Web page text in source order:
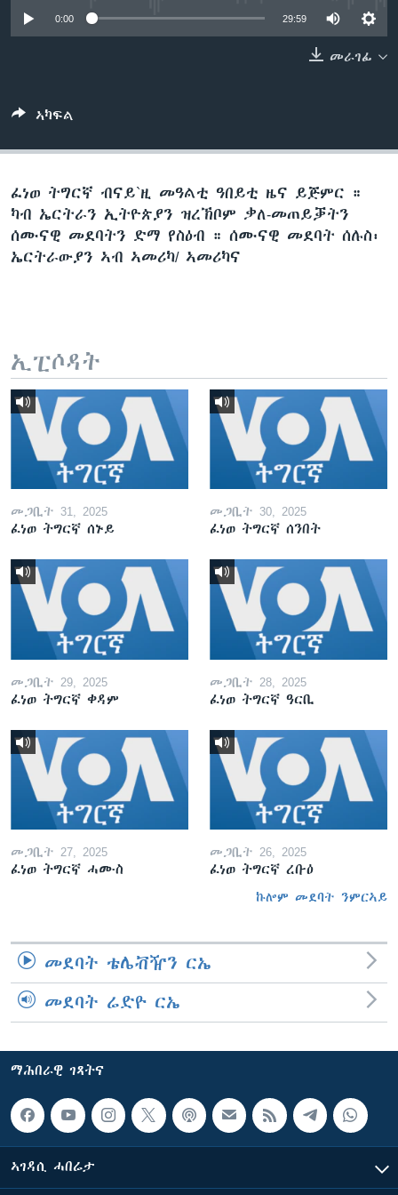
ቂሔ ጽልሚ
ቋንቋታት
0:00 29:59
መራገፊ
ኣካፍል
ፈነወ ትግርኛ ብናይ`ዚ መዓልቲ ዓበይቲ ዜና ይጅምር ።
ካብ ኤርትራን ኢትዮጵያን ዝረኽቦም ቃለ-መጠይቓትን
ሰሙናዊ መደባትን ድማ የስዕብ ። ሰሙናዊ መደባት ሰሉስ፡
ኤርትራውያን ኣብ ኣመሪካ/ ኣመሪካና
ኢፒሶዳት
መጋቢት 31, 2025
ፈነወ ትግርኛ ሰኑይ
መጋቢት 30, 2025
ፈነወ ትግርኛ ሰንበት
መጋቢት 29, 2025
ፈነወ ትግርኛ ቀዳም
መጋቢት 28, 2025
ፈነወ ትግርኛ ዓርቢ
መጋቢት 27, 2025
ፈነወ ትግርኛ ሓሙስ
መጋቢት 26, 2025
ፈነወ ትግርኛ ረቡዕ
ኩሎም መደባት ንምርኣይ
መደባት ቴሌቭዥን ርኤ
መደባት ሬድዮ ርኤ
ማሕበራዊ ገጻትና
ኣገዳሲ ሓበሬታ